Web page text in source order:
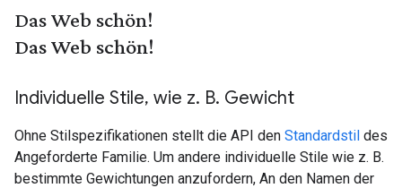
Das Web schön!
Das Web schön!
Individuelle Stile, wie z. B. Gewicht
Ohne Stilspezifikationen stellt die API den Standardstil des
Angeforderte Familie. Um andere individuelle Stile wie z. B.
bestimmte Gewichtungen anzufordern, An den Namen der